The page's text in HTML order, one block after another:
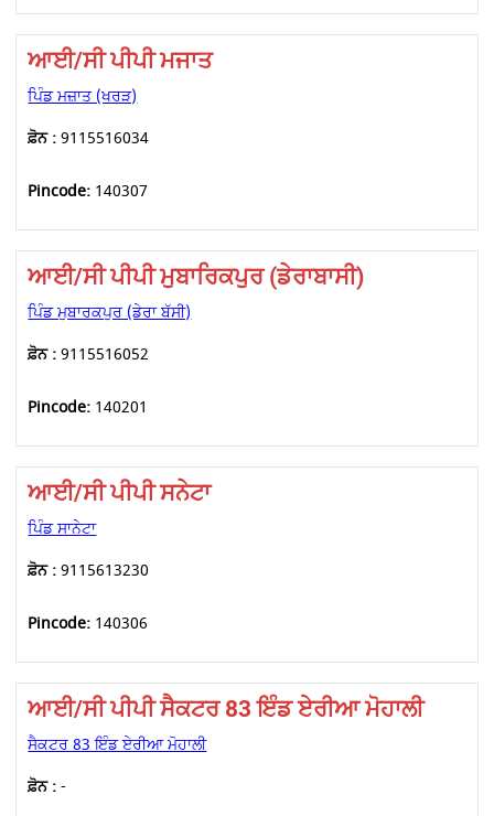
ਆਈ/ਸੀ ਪੀਪੀ ਮਜਾਤ
ਪਿੰਡ ਮਜ਼ਾਤ (ਖਰੜ)
ਫ਼ੋਨ :9115516034
Pincode: 140307
ਆਈ/ਸੀ ਪੀਪੀ ਮੁਬਾਰਿਕਪੁਰ (ਡੇਰਾਬਾਸੀ)
ਪਿੰਡ ਮੁਬਾਰਕਪੁਰ (ਡੇਰਾ ਬੱਸੀ)
ਫ਼ੋਨ :9115516052
Pincode: 140201
ਆਈ/ਸੀ ਪੀਪੀ ਸਨੇਟਾ
ਪਿੰਡ ਸਾਨੇਟਾ
ਫ਼ੋਨ :9115613230
Pincode: 140306
ਆਈ/ਸੀ ਪੀਪੀ ਸੈਕਟਰ 83 ਇੰਡ ਏਰੀਆ ਮੋਹਾਲੀ
ਸੈਕਟਰ 83 ਇੰਡ ਏਰੀਆ ਮੋਹਾਲੀ
ਫ਼ੋਨ :-